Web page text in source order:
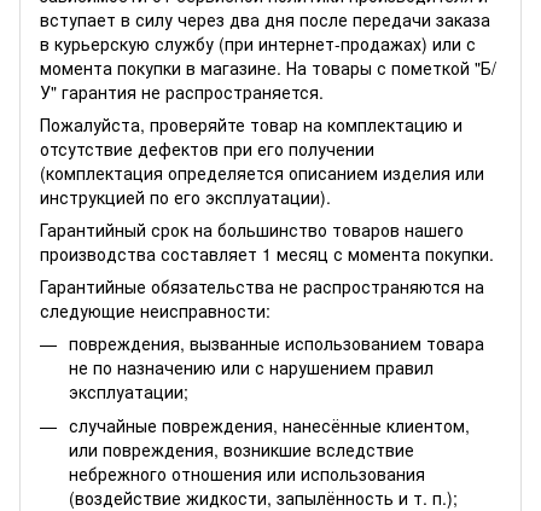
вступает в силу через два дня после передачи заказа
в курьерскую службу (при интернет-продажах) или с
момента покупки в магазине. На товары с пометкой "Б/
У" гарантия не распространяется.
Пожалуйста, проверяйте товар на комплектацию и
отсутствие дефектов при его получении
(комплектация определяется описанием изделия или
инструкцией по его эксплуатации).
Гарантийный срок на большинство товаров нашего
производства составляет 1 месяц с момента покупки.
Гарантийные обязательства не распространяются на
следующие неисправности:
повреждения, вызванные использованием товара
не по назначению или с нарушением правил
эксплуатации;
случайные повреждения, нанесённые клиентом,
или повреждения, возникшие вследствие
небрежного отношения или использования
(воздействие жидкости, запылённость и т. п.);